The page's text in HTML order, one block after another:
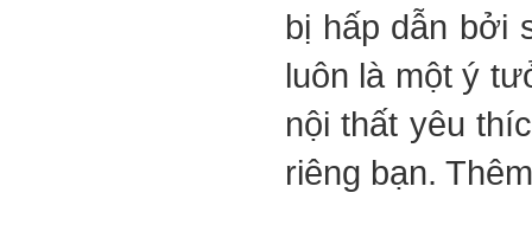
bị hấp dẫn bởi
luôn là một ý
nội thất yêu
riêng bạn.